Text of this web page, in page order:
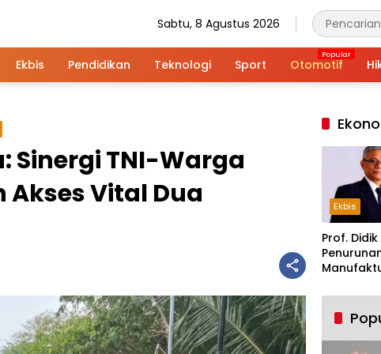
Sabtu, 8 Agustus 2026
Ekbis Pendidikan Teknologi Sport Otomotif
Sinergi TNI-Warga
Vital Dua
Ekbis
Prof.
Industri